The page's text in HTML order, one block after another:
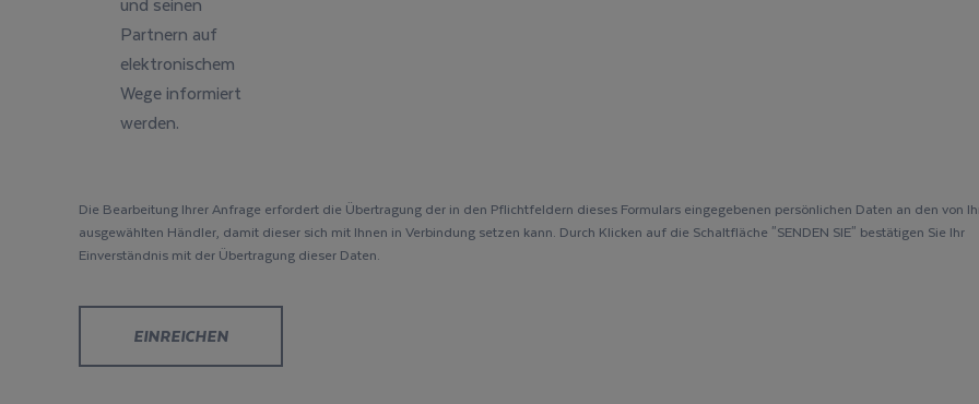
Partnern auf
elektronischem
Wege informiert
werden.
Die Bearbeitung Ihrer Anfrage erfordert die Übertragung der in den Pflichtfeldern dieses Formulars eingegebenen persönlichen Daten an den von
ausgewählten Händler, damit dieser sich mit Ihnen in Verbindung setzen kann. Durch Klicken auf die Schaltfläche "SENDEN SIE" bestätigen Sie Ihr
Einverständnis mit der Übertragung dieser Daten.